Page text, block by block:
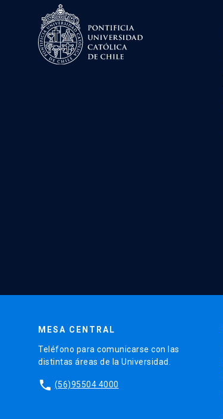
MESA CENTRAL
Teléfono para comunicarse con las
distintas áreas de la Universidad.
phone (56)95504 4000